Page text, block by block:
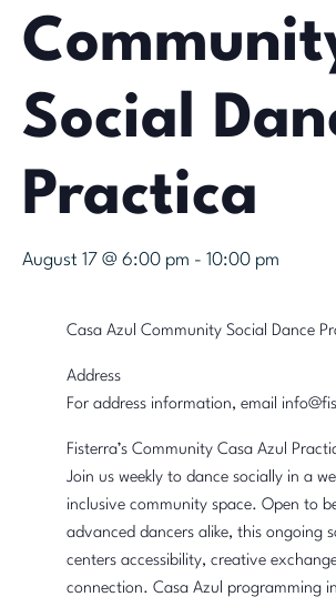
Social
Practica
August 17 @ 6:00 pm - 10:00 pm
Casa Azul Community Social Dance
Address
For address information, email
Fisterra’s Community Casa Azul
Join us weekly to dance socially in a
inclusive community space. Open to
advanced dancers alike, this ongoing
centers accessibility, creative
connection. Casa Azul programming